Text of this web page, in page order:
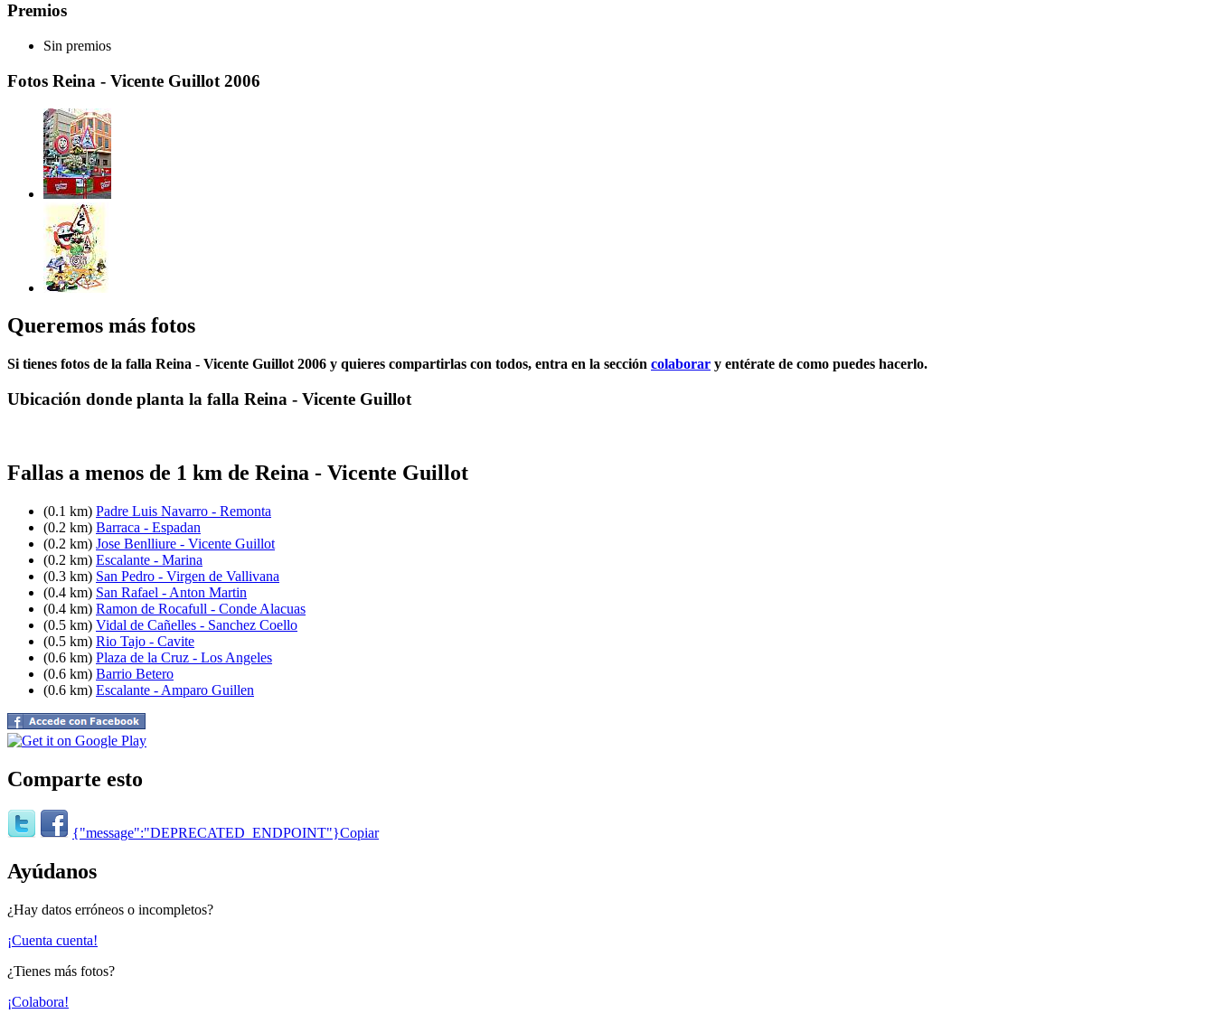
Premios
Sin premios
Fotos Reina - Vicente Guillot 2006
Queremos más fotos
Si tienes fotos de la falla Reina - Vicente Guillot 2006 y quieres compartirlas con todos, entra en la sección colaborar y entérate de como puedes hacerlo.
Ubicación donde planta la falla Reina - Vicente Guillot
Fallas a menos de 1 km de Reina - Vicente Guillot
(0.1 km) Padre Luis Navarro - Remonta
(0.2 km) Barraca - Espadan
(0.2 km) Jose Benlliure - Vicente Guillot
(0.2 km) Escalante - Marina
(0.3 km) San Pedro - Virgen de Vallivana
(0.4 km) San Rafael - Anton Martin
(0.4 km) Ramon de Rocafull - Conde Alacuas
(0.5 km) Vidal de Cañelles - Sanchez Coello
(0.5 km) Rio Tajo - Cavite
(0.6 km) Plaza de la Cruz - Los Angeles
(0.6 km) Barrio Betero
(0.6 km) Escalante - Amparo Guillen
Comparte esto
{"message":"DEPRECATED_ENDPOINT"}Copiar
Ayúdanos
¿Hay datos erróneos o incompletos?
¡Cuenta cuenta!
¿Tienes más fotos?
¡Colabora!